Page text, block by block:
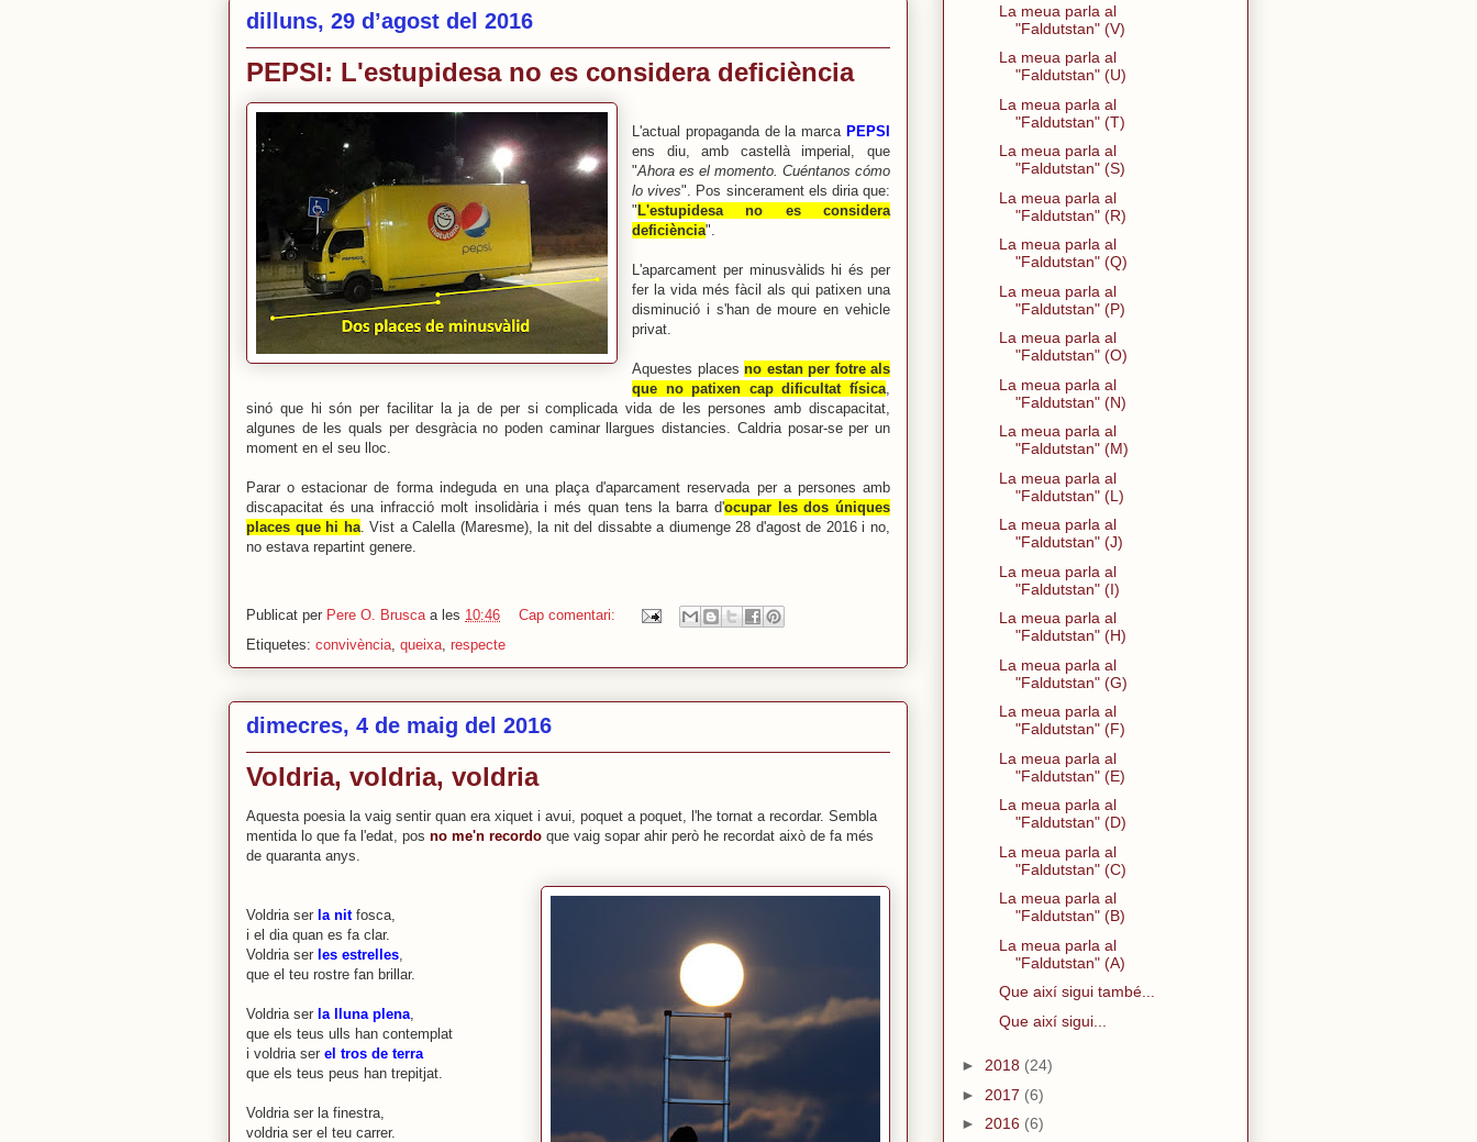
dilluns, 29 d’agost del 2016
PEPSI: L'estupidesa no es considera deficiència
L'actual propaganda de la marca PEPSI
ens diu, amb castellà imperial, que
"Ahora es el momento. Cuéntanos cómo
lo vives". Pos sincerament els diria que:
" L'estupidesa no es considera
deficiència".
L'aparcament per minusvàlids hi és per
fer la vida més fàcil als qui patixen una
disminució i s'han de moure en vehicle
privat.
Aquestes places no estan per fotre als
que nopatixen cap dificultat física,
sinó que hi són per facilitar la ja de per si complicada vida de les persones amb discapacitat,
algunes de les quals per desgràcia no poden caminar llargues distancies. Caldria posar-se per un
moment en el seu lloc.
Parar o estacionar de forma indeguda en una plaça d'aparcament reservada per a persones amb
discapacitat és una infracció molt insolidària i més quan tens la barra d'ocupar les dos úniques
places que hi ha. Vist a Calella (Maresme), la nit del dissabte a diumenge 28 d'agost de 2016 i no,
no estava repartint genere.
Publicat per Pere O. Brusca a les 10:46
Cap comentari:
Etiquetes: convivència, queixa, respecte
dimecres, 4 de maig del 2016
Voldria, voldria, voldria
Aquesta poesia la vaig sentir quan era xiquet i avui, poquet a poquet, l'he tornat a recordar. Sembla
mentida lo que fa l'edat, pos no me'n recordo que vaig sopar ahir però he recordat això de fa més
de quaranta anys.
Voldria ser la nitfosca,
i el dia quan es fa clar.
Voldria ser les estrelles,
que el teu rostre fan brillar.
Voldria ser la lluna plena,
que els teus ulls han contemplat
i voldria ser el tros de terra
que els teus peus han trepitjat.
Voldria ser la finestra,
voldria ser el teu carrer.
La meua parla al
"Faldutstan" (V)
La meua parla al
"Faldutstan" (U)
La meua parla al
"Faldutstan" (T)
La meua parla al
"Faldutstan" (S)
La meua parla al
"Faldutstan" (R)
La meua parla al
"Faldutstan" (Q)
La meua parla al
"Faldutstan" (P)
La meua parla al
"Faldutstan" (O)
La meua parla al
"Faldutstan" (N)
La meua parla al
"Faldutstan" (M)
La meua parla al
"Faldutstan" (L)
La meua parla al
"Faldutstan" (J)
La meua parla al
"Faldutstan" (I)
La meua parla al
"Faldutstan" (H)
La meua parla al
"Faldutstan" (G)
La meua parla al
"Faldutstan" (F)
La meua parla al
"Faldutstan" (E)
La meua parla al
"Faldutstan" (D)
La meua parla al
"Faldutstan" (C)
La meua parla al
"Faldutstan" (B)
La meua parla al
"Faldutstan" (A)
Que així sigui també...
Que així sigui...
► 2018 (24)
► 2017 (6)
► 2016 (6)